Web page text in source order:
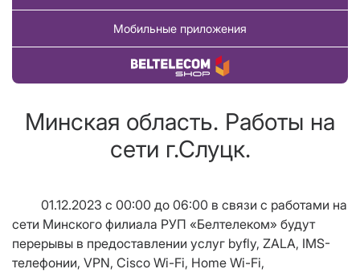
Мобильные приложения
Купить товар
Минская область. Работы на
сети г.Слуцк.
01.12.2023 с 00:00 до 06:00 в связи с работами на
сети Минского филиала РУП «Белтелеком» будут
перерывы в предоставлении услуг byfly, ZALA, IMS-
телефонии, VPN, Cisco Wi-Fi, Home Wi-Fi,